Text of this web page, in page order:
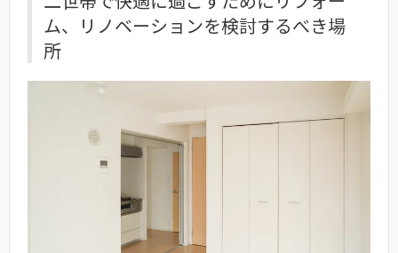
ム、リノベーションを検討するべき場
所